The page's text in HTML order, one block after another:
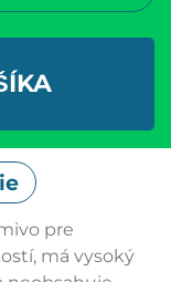
pre
má vysoký